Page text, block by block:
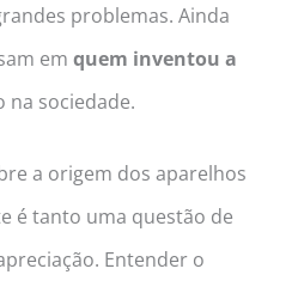
problemas. Ainda
em quem inventou a
na sociedade.
a origem dos aparelhos
é tanto uma questão de
Entender o